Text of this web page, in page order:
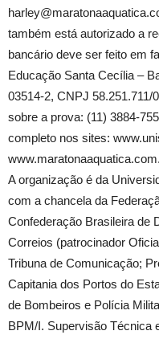
também está autorizado a
bancário deve ser feito em
Educação Santa Cecília –
03514-2, CNPJ 58.251.711/
sobre a prova: (11) 3884-
completo nos sites:
A organização é da
com a chancela da
Confederação Brasileira de
Correios (patrocinador
Tribuna de Comunicação;
Capitania dos Portos do
de Bombeiros e Polícia
BPM/I. Supervisão Técnica